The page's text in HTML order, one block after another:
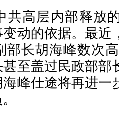
共高层内部释放
动的依据。最近
部长胡海峰数次
甚至盖过民政部部
峰仕途将再进一